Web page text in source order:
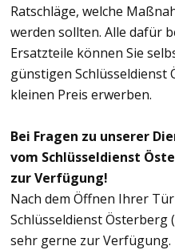
Ratschläge, welche
werden sollten. Alle dafür
Ersatzteile können Sie
günstigen Schlüsseldienst
kleinen Preis erwerben.
Bei Fragen zu unserer
vom Schlüsseldienst
zur Verfügung!
Nach dem Öffnen Ihrer
Schlüsseldienst Österberg
sehr gerne zur Verfügung.